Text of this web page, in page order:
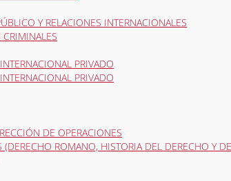
Y RELACIONES INTERNACIONALES
CRIMINALES
PRIVADO
PRIVADO
DE OPERACIONES
(DERECHO ROMANO, HISTORIA DEL DERECHO Y